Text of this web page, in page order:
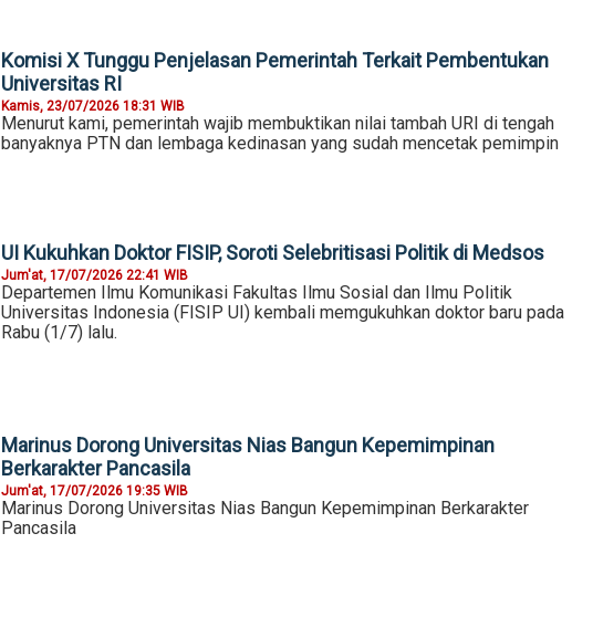
Komisi X Tunggu Penjelasan Pemerintah Terkait Pembentukan
Universitas RI
Kamis, 23/07/2026 18:31 WIB
Menurut kami, pemerintah wajib membuktikan nilai tambah URI di tengah
banyaknya PTN dan lembaga kedinasan yang sudah mencetak pemimpin
UI Kukuhkan Doktor FISIP, Soroti Selebritisasi Politik di Medsos
Jum'at, 17/07/2026 22:41 WIB
Departemen Ilmu Komunikasi Fakultas Ilmu Sosial dan Ilmu Politik
Universitas Indonesia (FISIP UI) kembali memgukuhkan doktor baru pada
Rabu (1/7) lalu.
Marinus Dorong Universitas Nias Bangun Kepemimpinan
Berkarakter Pancasila
Jum'at, 17/07/2026 19:35 WIB
Marinus Dorong Universitas Nias Bangun Kepemimpinan Berkarakter
Pancasila